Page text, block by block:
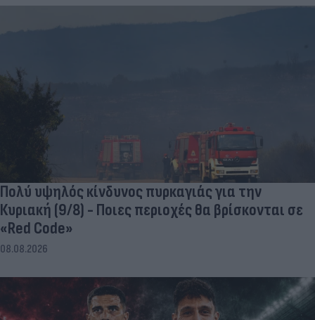
Πολύ υψηλός κίνδυνος πυρκαγιάς για την
Κυριακή (9/8) - Ποιες περιοχές θα βρίσκονται σε
«Red Code»
08.08.2026